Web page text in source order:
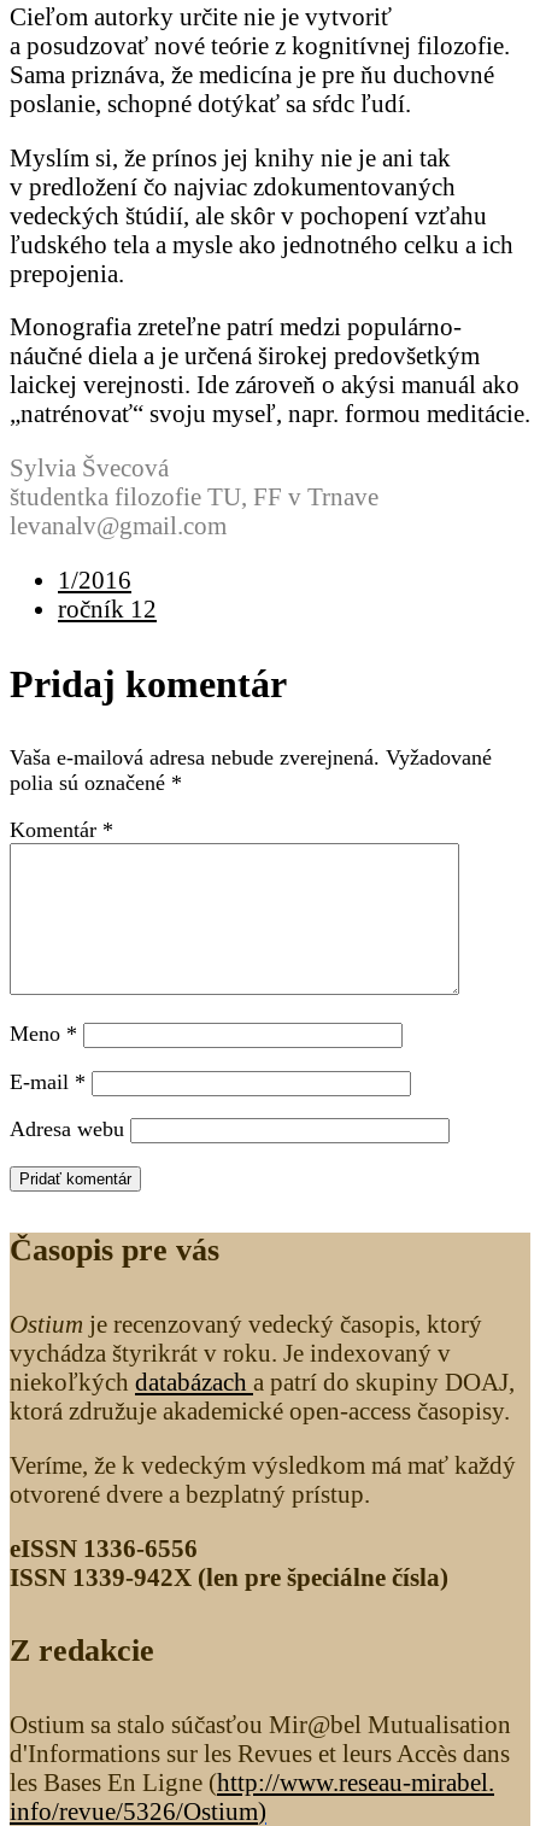
Cieľom autorky určite nie je vytvoriť
a posudzovať nové teórie z kognitívnej filozofie.
Sama priznáva, že medicína je pre ňu duchovné
poslanie, schopné dotýkať sa sŕdc ľudí.
Myslím si, že prínos jej knihy nie je ani tak
v predložení čo najviac zdokumentovaných
vedeckých štúdií, ale skôr v pochopení vzťahu
ľudského tela a mysle ako jednotného celku a ich
prepojenia.
Monografia zreteľne patrí medzi populárno-
náučné diela a je určená širokej predovšetkým
laickej verejnosti. Ide zároveň o akýsi manuál ako
„natrénovať“ svoju myseľ, napr. formou meditácie.
Sylvia Švecová
študentka filozofie TU, FF v Trnave
levanalv@gmail.com
1/2016
ročník 12
Pridaj komentár
Vaša e-mailová adresa nebude zverejnená. Vyžadované
polia sú označené *
Komentár *
Meno *
E-mail *
Adresa webu
Časopis pre vás
Ostium je recenzovaný vedecký časopis, ktorý
vychádza štyrikrát v roku. Je indexovaný v
niekoľkých databázach a patrí do skupiny DOAJ,
ktorá združuje akademické open-access časopisy.
Veríme, že k vedeckým výsledkom má mať každý
otvorené dvere a bezplatný prístup.
eISSN 1336-6556
ISSN 1339­-942X (len pre špeciálne čísla)
Z redakcie
Ostium sa stalo súčasťou Mir@bel Mutualisation
d'Informations sur les Revues et leurs Accès dans
les Bases En Ligne (http://www.reseau-mirabel.
info/revue/5326/Ostium)